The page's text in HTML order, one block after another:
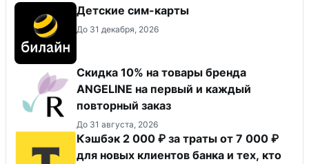
Детские сим-карты
До 31 декабря, 2026
Скидка 10% на товары бренда
ANGELINE на первый и каждый
повторный заказ
До 31 августа, 2026
Кэшбэк 2 000 ₽ за траты от 7 000 ₽
для новых клиентов банка и тех, кто